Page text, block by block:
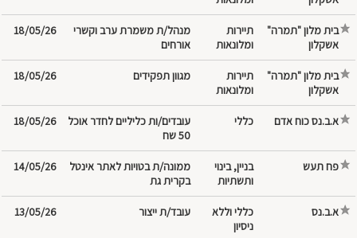
בית מלון "תמרה"
אשקלון
‎תיירות
ומלונאות
מנהל/ת משמרת ערב וקשרי
אורחים
18/05/26
בית מלון "תמרה"
אשקלון
‎תיירות
ומלונאות
מגוון תפקידים 18/05/26
א.ב.נס כוח אדם
עובדים/ות כליליים לחדר אוכל
50 שח
18/05/26
פח תעש
‎בניין, בינוי
ותשתיות
ממונה/ת בטויות לאתר אינטל
בקרית גת
14/05/26
א.ב.נס
כללי וללא
ניסיון
עובד/ת ייצור 13/05/26